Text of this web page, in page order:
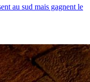
au sud mais gagnent le